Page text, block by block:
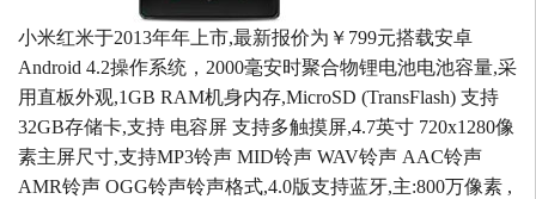
小米红米于2013年年上市,最新报价为￥799元搭载安卓
Android 4.2操作系统，2000毫安时聚合物锂电池电池容量,采
用直板外观,1GB RAM机身内存,MicroSD (TransFlash) 支持
32GB存储卡,支持 电容屏 支持多触摸屏,4.7英寸 720x1280像
素主屏尺寸,支持MP3铃声 MID铃声 WAV铃声 AAC铃声
AMR铃声 OGG铃声铃声格式,4.0版支持蓝牙,主:800万像素 ,